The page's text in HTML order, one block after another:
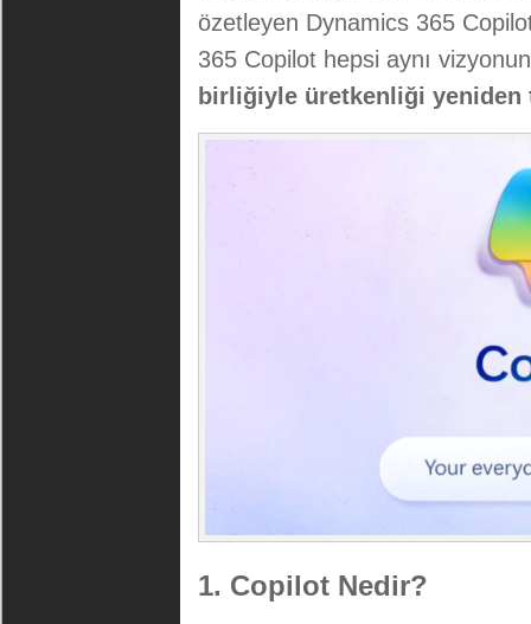
özetleyen Dynamics 365
365 Copilot hepsi aynı
birliğiyle üretkenliği yeniden
1. Copilot Nedir?